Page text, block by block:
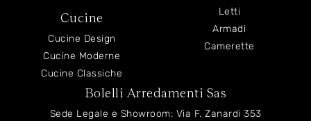
Cucine
Cucine Design
Cucine Moderne
Cucine Classiche
Letti
Armadi
Camerette
Bolelli Arredamenti Sas
Sede Legale e Showroom: Via F. Zanardi 353